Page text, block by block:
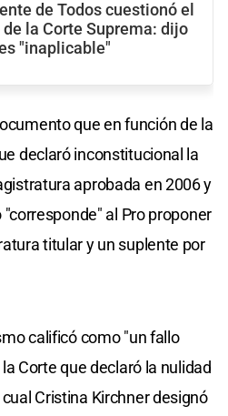
de Todos cuestionó el
la Corte Suprema: dijo
"inaplicable"
que en función de la
declaró inconstitucional la
aprobada en 2006 y
al Pro proponer
titular y un suplente por
calificó como "un fallo
Corte que declaró la nulidad
Cristina Kirchner designó